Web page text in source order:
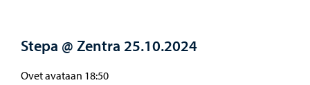
Stepa @ Zentra 25.10.2024
Ovet avataan 18:50